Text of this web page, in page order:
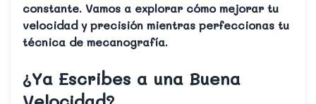
constante. Vamos a explorar cómo mejorar tu
velocidad y precisión mientras perfeccionas tu
técnica de mecanografía.
¿Ya Escribes a una Buena